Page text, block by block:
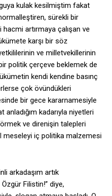
kulak kesilmiştim fakat
sürekli bir
artırmaya çalışan ve
karşı bir söz
ve milletvekillerinin
politik çerçeve beklemek de
kendi kendine basınç
çok övündükleri
bir gece kararnamesiyle
anladığım kadarıyla niyetleri
ve direnişin talepleri
meseleyi iç politika malzemesi
arkadaşım artık
Filistin!” diye,